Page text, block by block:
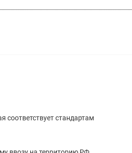
соответствует стандартам